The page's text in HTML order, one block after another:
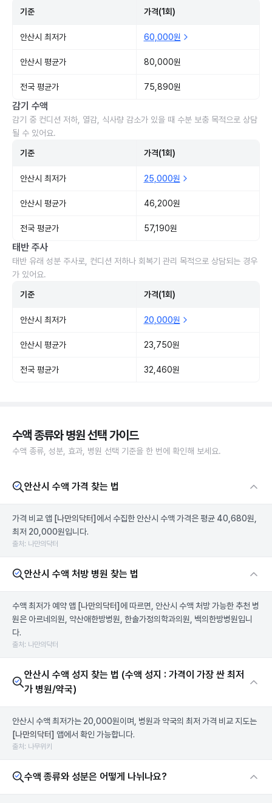
기준 가격(1회)
안산시 최저가 60,000원
안산시 평균가 80,000원
전국 평균가 75,890원
감기 수액
감기 중 컨디션 저하, 열감, 식사량 감소가 있을 때 수분 보충 목적으로 상담
될 수 있어요.
기준 가격(1회)
안산시 최저가 25,000원
안산시 평균가 46,200원
전국 평균가 57,190원
태반 주사
태반 유래 성분 주사로, 컨디션 저하나 회복기 관리 목적으로 상담되는 경우
가 있어요.
기준 가격(1회)
안산시 최저가 20,000원
안산시 평균가 23,750원
전국 평균가 32,460원
수액 종류와 병원 선택 가이드
수액 종류, 성분, 효과, 병원 선택 기준을 한 번에 확인해 보세요.
안산시 수액 가격 찾는 법
가격 비교 앱 [나만의닥터] 에서 수집한 안산시 수액 가격은 평균 40,680원,
최저 20,000원입니다.
출처: 나만의닥터
안산시 수액 처방 병원 찾는 법
수액 최저가 예약 앱 [나만의닥터] 에 따르면, 안산시 수액 처방 가능한 추천 병
원은 아르네의원, 약산애한방병원, 한솔가정의학과의원, 백의한방병원입니
다.
출처: 나만의닥터
안산시 수액 성지 찾는 법 (수액 성지 : 가격이 가장 싼 최저
가 병원/약국)
안산시 수액 최저가는 20,000원이며, 병원과 약국의 최저 가격 비교 지도는
[나만의닥터] 앱에서 확인 가능합니다.
출처: 나무위키
수액 종류와 성분은 어떻게 나뉘나요?